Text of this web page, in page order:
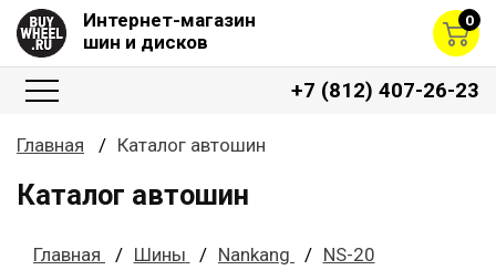
Интернет-магазин
шин и дисков
0
+7 (812) 407-26-23
Главная Каталог автошин
Каталог автошин
Главная Шины Nankang NS-20